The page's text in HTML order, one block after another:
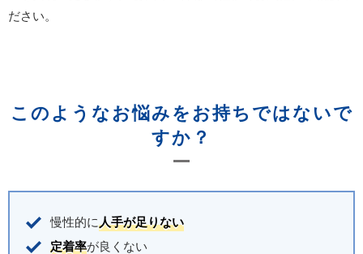
ださい。
このようなお悩みをお持ちではないで
すか？
慢性的に人手が足りない
定着率が良くない